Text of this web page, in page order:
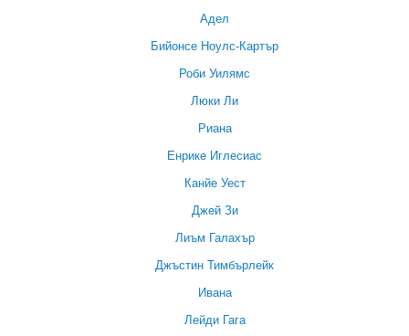
Адел
Бийонсе Ноулс-Картър
Роби Уилямс
Люки Ли
Риана
Енрике Иглесиас
Канйе Уест
Джей Зи
Лиъм Галахър
Джъстин Тимбърлейк
Ивана
Лейди Гага